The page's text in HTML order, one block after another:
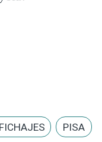
PISA